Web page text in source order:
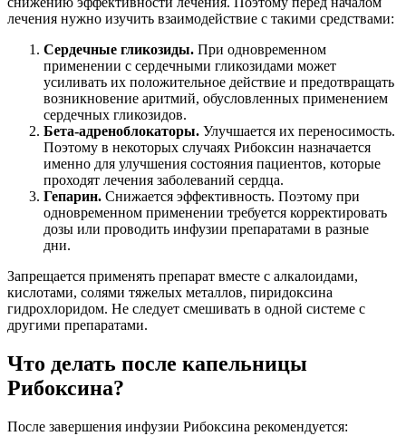
лечения нужно изучить взаимодействие с такими средствами:
Сердечные гликозиды. При одновременном
применении с сердечными гликозидами может
усиливать их положительное действие и предотвращать
возникновение аритмий, обусловленных применением
сердечных гликозидов.
Бета-адреноблокаторы. Улучшается их переносимость.
Поэтому в некоторых случаях Рибоксин назначается
именно для улучшения состояния пациентов, которые
проходят лечения заболеваний сердца.
Гепарин. Снижается эффективность. Поэтому при
одновременном применении требуется корректировать
дозы или проводить инфузии препаратами в разные
дни.
Запрещается применять препарат вместе с алкалоидами,
кислотами, солями тяжелых металлов, пиридоксина
гидрохлоридом. Не следует смешивать в одной системе с
другими препаратами.
Что делать после капельницы
Рибоксина?
После завершения инфузии Рибоксина рекомендуется: